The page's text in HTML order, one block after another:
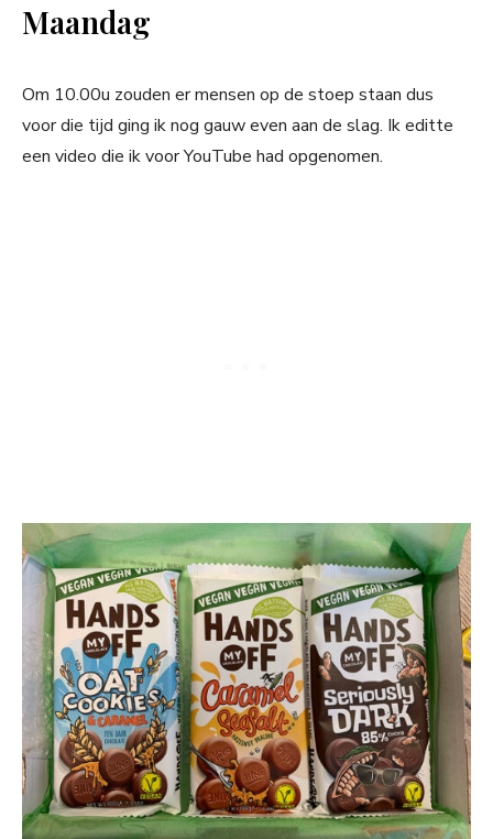
Maandag
Om 10.00u zouden er mensen op de stoep staan dus
voor die tijd ging ik nog gauw even aan de slag. Ik editte
een video die ik voor YouTube had opgenomen.